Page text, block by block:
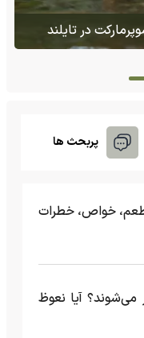
سرزمین گمشده‌شان در
پربحث ها
خواص، خطرات
می‌شوند؟ آیا نعوظ